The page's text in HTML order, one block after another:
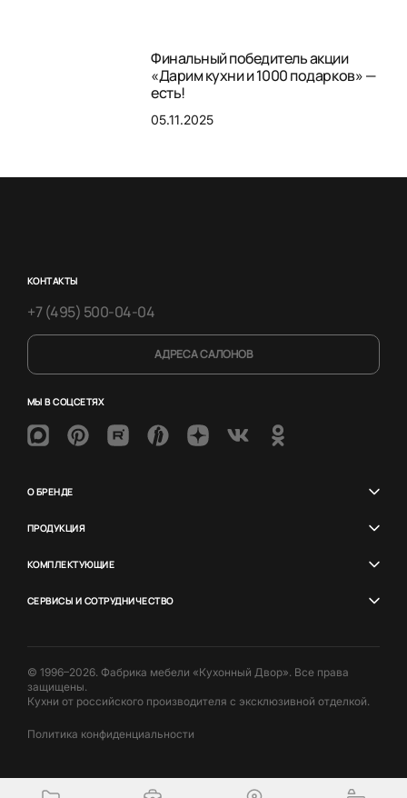
Финальный победитель акции
«Дарим кухни и 1000 подарков» —
есть!
05.11.2025
КОНТАКТЫ
+7 (495) 500-04-04
АДРЕСА САЛОНОВ
МЫ В СОЦСЕТЯХ
О БРЕНДЕ
ПРОДУКЦИЯ
КОМПЛЕКТУЮЩИЕ
СЕРВИСЫ И СОТРУДНИЧЕСТВО
© 1996–2026. Фабрика мебели «Кухонный Двор». Все права
защищены.
Кухни от российского производителя с эксклюзивной отделкой.
Политика конфиденциальности